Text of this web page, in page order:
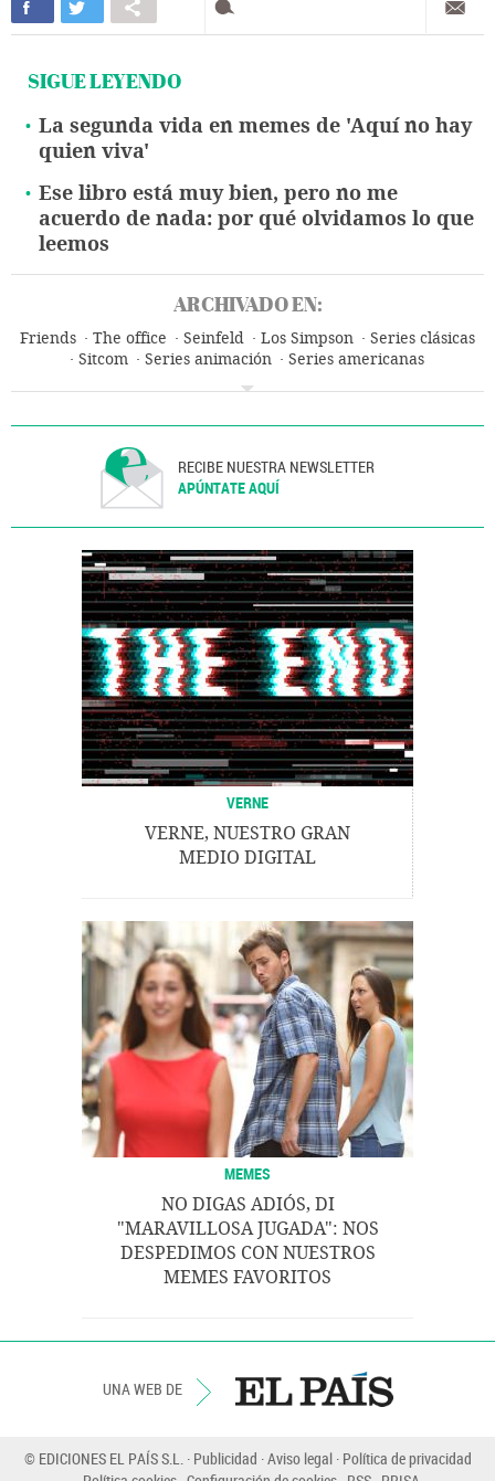
SIGUE LEYENDO
La segunda vida en memes de 'Aquí no hay
quien viva'
Ese libro está muy bien, pero no me
acuerdo de nada: por qué olvidamos lo que
leemos
ARCHIVADO EN:
Friends The office Seinfeld Los Simpson
Series clásicas
Sitcom
Series animación
Series americanas
Grupo comunicación
Empresas
Medios comunicación
Estilo vida
RECIBE NUESTRA NEWSLETTER
APÚNTATE AQUÍ
VERNE
VERNE, NUESTRO GRAN
MEDIO DIGITAL
MEMES
NO DIGAS ADIÓS, DI
"MARAVILLOSA JUGADA": NOS
DESPEDIMOS CON NUESTROS
MEMES FAVORITOS
UNA WEB DE
© EDICIONES EL PAÍS S.L. Publicidad Aviso legal Política de privacidad